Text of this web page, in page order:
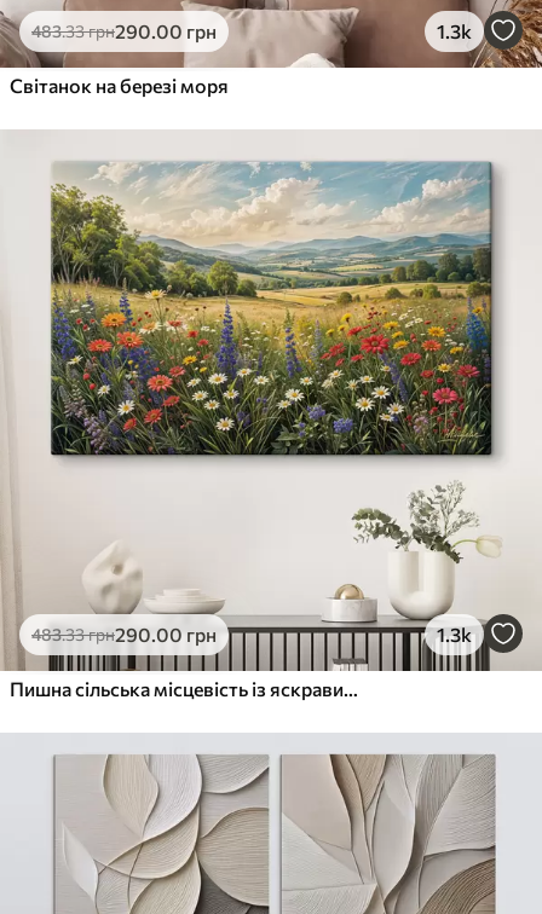
483.33грн290.00 грн 1.3k
Світанок на березі моря
483.33грн290.00 грн 1.3k
Пишна сільська місцевість із яскравим лугом диких квітів, наповненим різнокольоровими квітами під хмарним небом